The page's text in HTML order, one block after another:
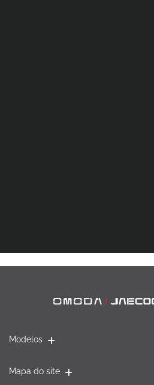
Modelos
Mapa do site